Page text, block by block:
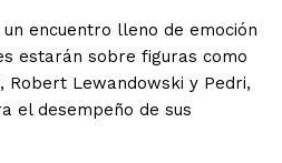
encuentro lleno de emoción
estarán sobre figuras como
Robert Lewandowski y Pedri,
el desempeño de sus